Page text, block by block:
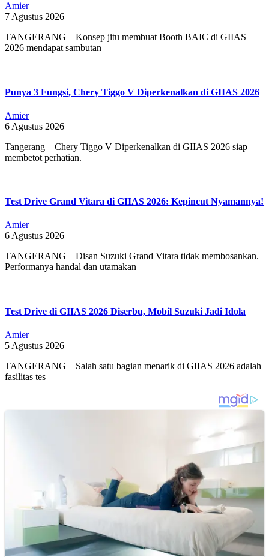
Amier
7 Agustus 2026
TANGERANG – Konsep jitu membuat Booth BAIC di GIIAS
2026 mendapat sambutan
Punya 3 Fungsi, Chery Tiggo V Diperkenalkan di GIIAS 2026
Amier
6 Agustus 2026
Tangerang – Chery Tiggo V Diperkenalkan di GIIAS 2026 siap
membetot perhatian.
Test Drive Grand Vitara di GIIAS 2026: Kepincut Nyamannya!
Amier
6 Agustus 2026
TANGERANG – Disan Suzuki Grand Vitara tidak membosankan.
Performanya handal dan utamakan
Test Drive di GIIAS 2026 Diserbu, Mobil Suzuki Jadi Idola
Amier
5 Agustus 2026
TANGERANG – Salah satu bagian menarik di GIIAS 2026 adalah
fasilitas tes